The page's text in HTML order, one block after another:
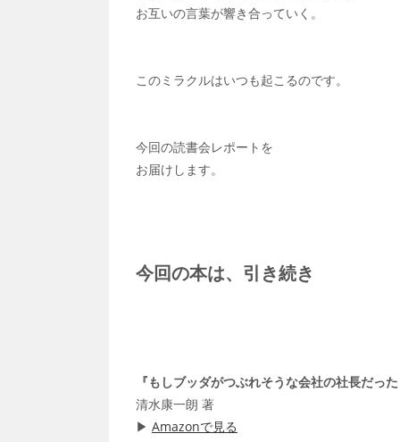
お互いの言葉が響き合っていく。
このミラクルはいつも起こるのです。
今回の読書会レポートを
お届けします。
今回の本は、引き続き
『もしブッダがつぶれそうな会社の社長だっ
清水康一朗 著
▶ Amazonで見る